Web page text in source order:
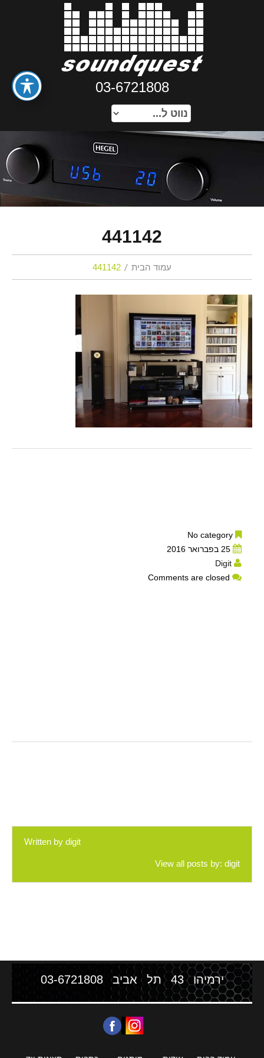
03-6721808
441142
עמוד הבית 441142
25 בפברואר 2016
Digit
Comments are closed
Written by digit
View all posts by: digit
ירמיהו 43 תל אביב 03-6721808